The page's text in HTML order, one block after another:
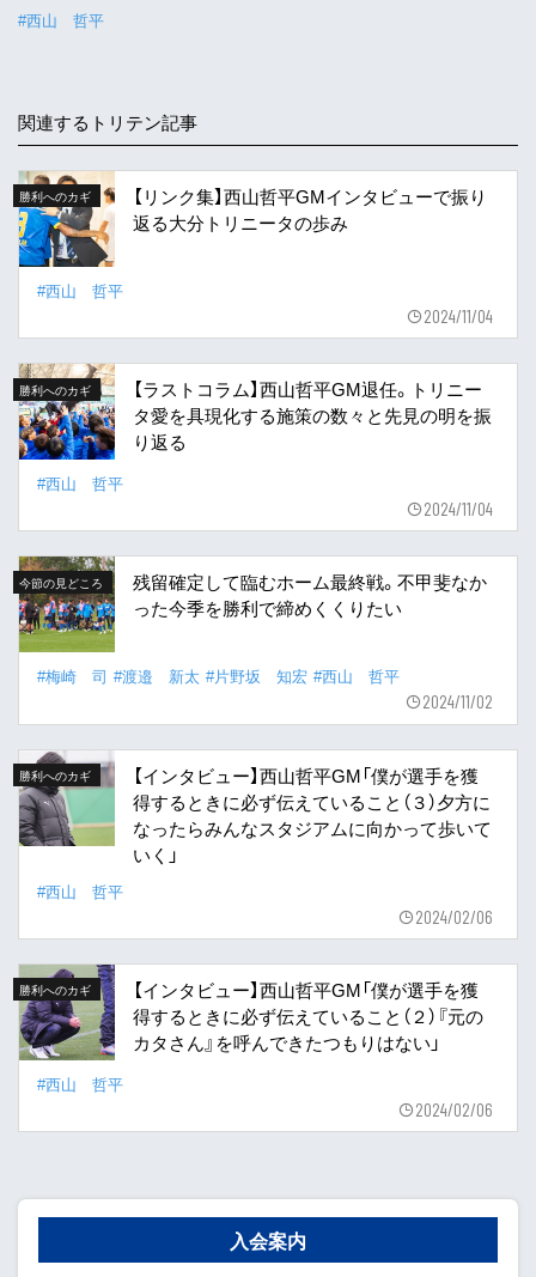
#西山 哲平
関連するトリテン記事
勝利へのカギ
【リンク集】西山哲平GMインタビューで振り
返る大分トリニータの歩み
#西山 哲平
2024/11/04
勝利へのカギ
【ラストコラム】西山哲平GM退任。トリニー
タ愛を具現化する施策の数々と先見の明を振
り返る
#西山 哲平
2024/11/04
今節の見どころ
残留確定して臨むホーム最終戦。不甲斐なか
った今季を勝利で締めくくりたい
#梅崎 司 #渡邉 新太 #片野坂 知宏 #西山 哲平
2024/11/02
勝利へのカギ
【インタビュー】西山哲平GM「僕が選手を獲
得するときに必ず伝えていること（３）夕方に
なったらみんなスタジアムに向かって歩いて
いく」
#西山 哲平
2024/02/06
勝利へのカギ
【インタビュー】西山哲平GM「僕が選手を獲
得するときに必ず伝えていること（２）『元の
カタさん』を呼んできたつもりはない」
#西山 哲平
2024/02/06
入会案内